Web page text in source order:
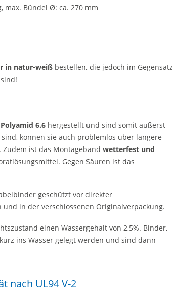
max. Bündel Ø: ca. 270 mm
in natur-weiß bestellen, die jedoch im Gegensatz
6.6 hergestellt und sind somit äußerst
sind, können sie auch problemlos über längere
ist das Montageband wetterfest und
Gegen Säuren ist das
geschützt vor direkter
in der verschlossenen Originalverpackung.
einen Wassergehalt von 2,5%. Binder,
ins Wasser gelegt werden und sind dann
nach UL94 V-2